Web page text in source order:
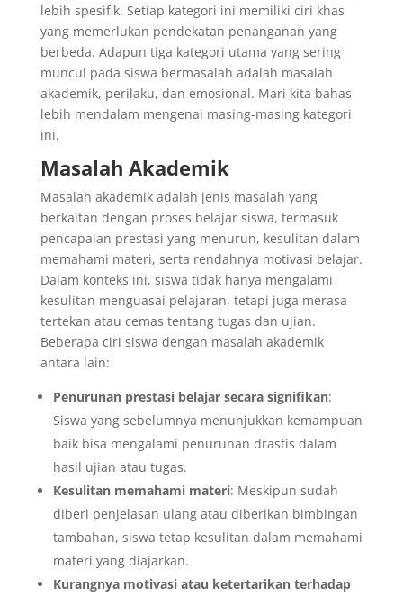
lebih spesifik. Setiap kategori ini memiliki ciri khas
yang memerlukan pendekatan penanganan yang
berbeda. Adapun tiga kategori utama yang sering
muncul pada siswa bermasalah adalah masalah
akademik, perilaku, dan emosional. Mari kita bahas
lebih mendalam mengenai masing-masing kategori
ini.
Masalah Akademik
Masalah akademik adalah jenis masalah yang
berkaitan dengan proses belajar siswa, termasuk
pencapaian prestasi yang menurun, kesulitan dalam
memahami materi, serta rendahnya motivasi belajar.
Dalam konteks ini, siswa tidak hanya mengalami
kesulitan menguasai pelajaran, tetapi juga merasa
tertekan atau cemas tentang tugas dan ujian.
Beberapa ciri siswa dengan masalah akademik
antara lain:
Penurunan prestasi belajar secara signifikan:
Siswa yang sebelumnya menunjukkan kemampuan
baik bisa mengalami penurunan drastis dalam
hasil ujian atau tugas.
Kesulitan memahami materi: Meskipun sudah
diberi penjelasan ulang atau diberikan bimbingan
tambahan, siswa tetap kesulitan dalam memahami
materi yang diajarkan.
Kurangnya motivasi atau ketertarikan terhadap